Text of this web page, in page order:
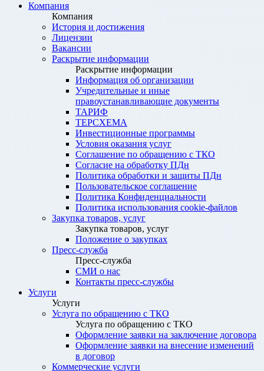
Компания
Компания
История и достижения
Лицензии
Вакансии
Раскрытие информации
Раскрытие информации
Информация об организации
Учредительные и иные
правоустанавливающие документы
ТАРИФ
ТЕРСХЕМА
Инвестиционные программы
Условия оказания услуг
Соглашение по обращению с ТКО
Согласие на обработку ПДн
Политика обработки и защиты ПДн
Пользовательское соглашение
Политика Конфиденциальности
Политика использования cookie-файлов
Закупка товаров, услуг
Закупка товаров, услуг
Положение о закупках
Пресс-служба
Пресс-служба
СМИ о нас
Контакты пресс-службы
Услуги
Услуги
Услуга по обращению с ТКО
Услуга по обращению с ТКО
Оформление заявки на заключение договора
Оформление заявки на внесение изменений
в договор
Коммерческие услуги